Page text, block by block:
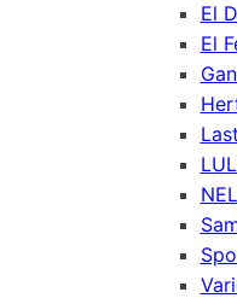
El
El